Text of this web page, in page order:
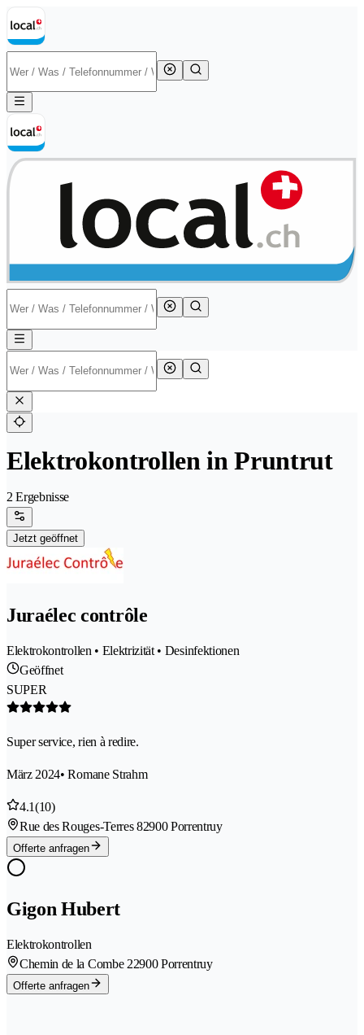
Elektrokontrollen in Pruntrut
2 Ergebnisse
Jetzt geöffnet
Juraélec contrôle
Elektrokontrollen • Elektrizität • Desinfektionen
Geöffnet
SUPER
Super service, rien à redire.
März 2024• Romane Strahm
4.1(10)
Rue des Rouges-Terres 82900 Porrentruy
Offerte anfragen
Gigon Hubert
Elektrokontrollen
Chemin de la Combe 22900 Porrentruy
Offerte anfragen